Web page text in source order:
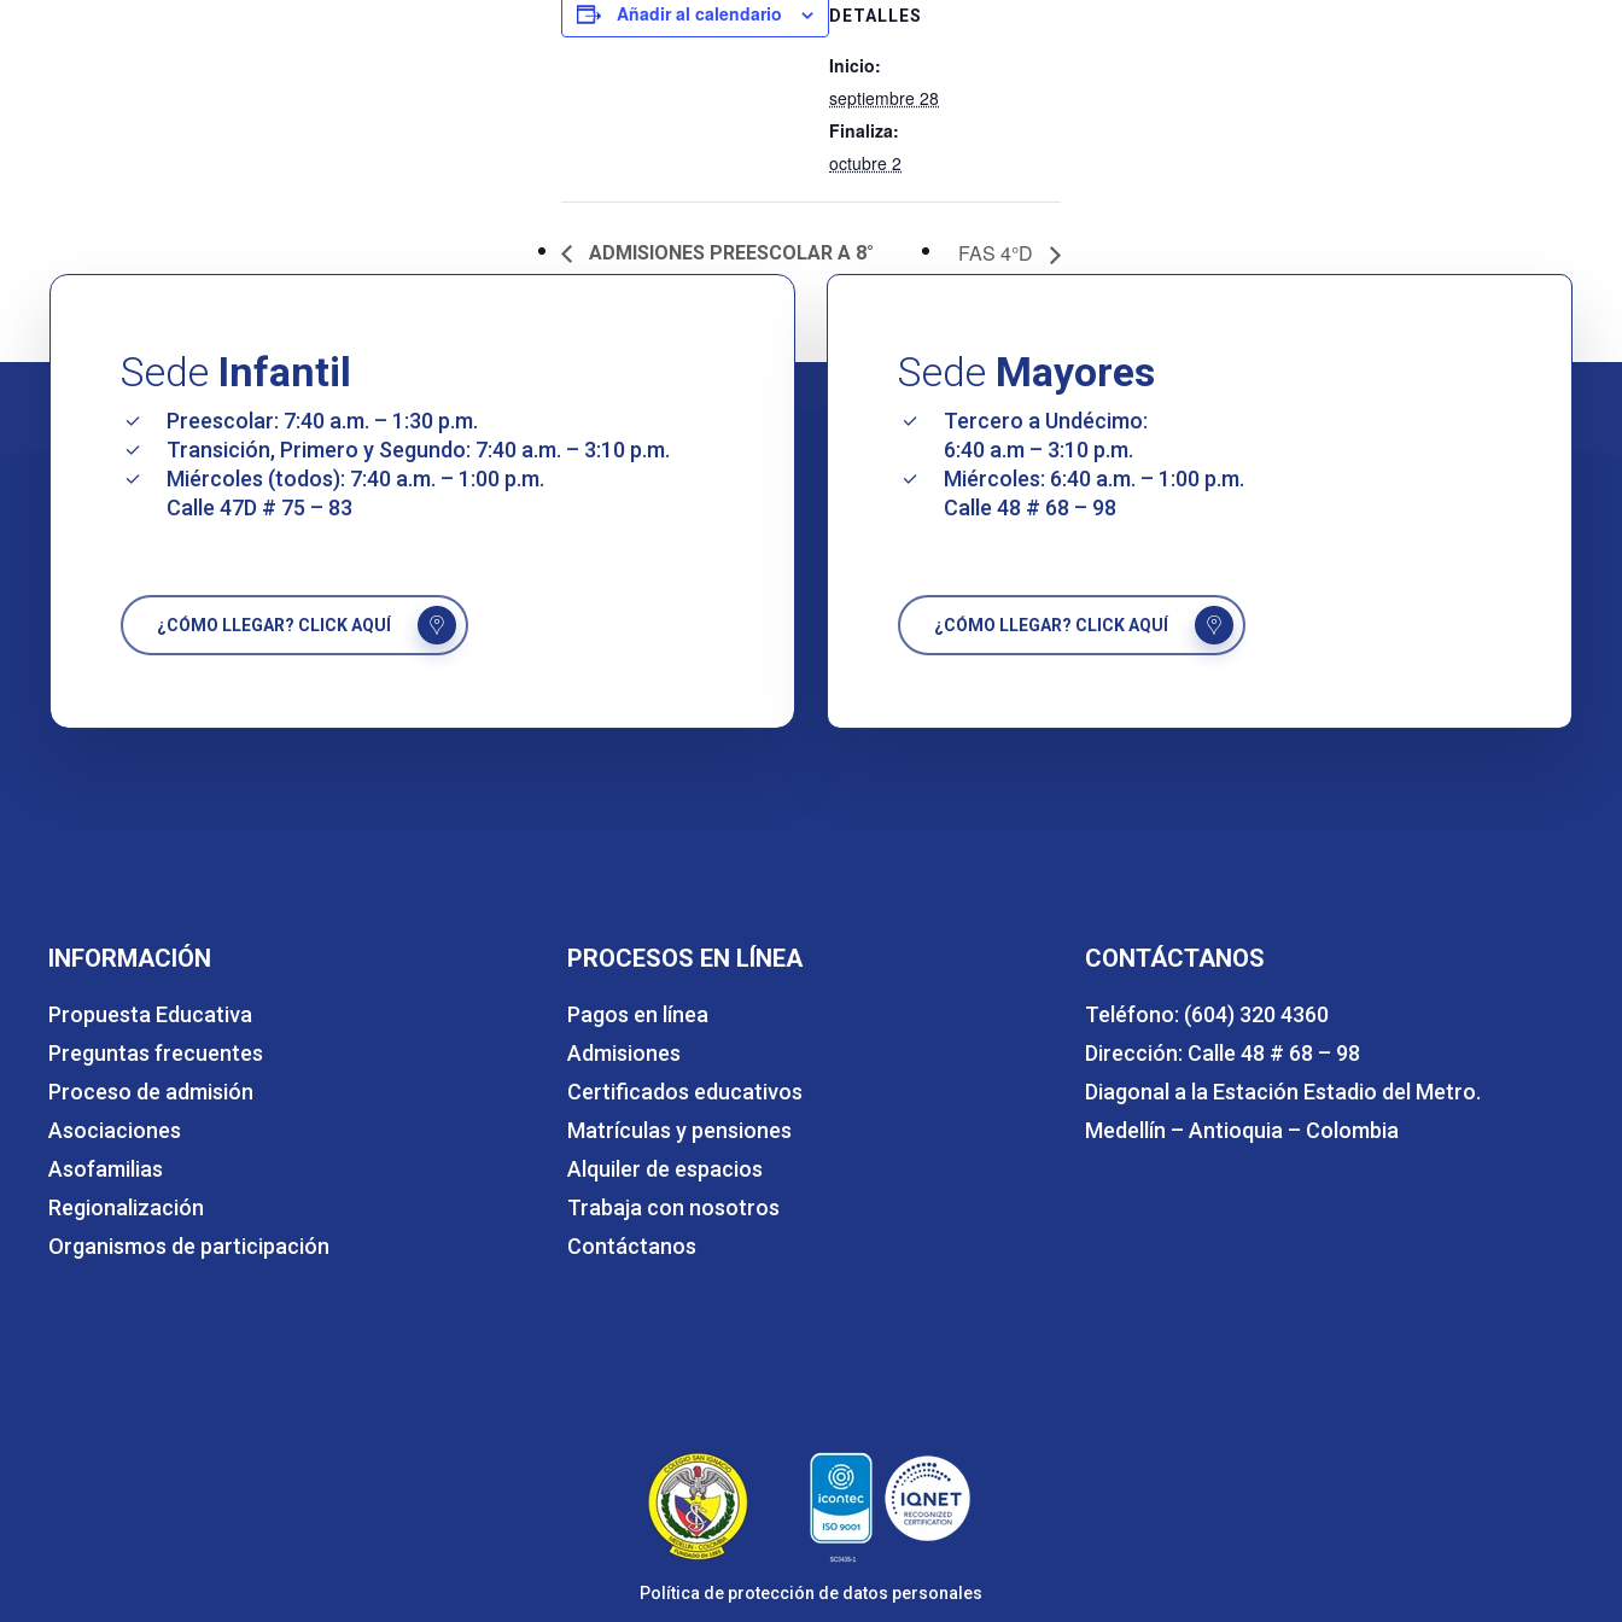
Añadir al calendario DETALLES
Inicio:
septiembre 28
Finaliza:
octubre 2
ADMISIONES PREESCOLAR A 8° FAS 4°D
Sede Infantil
Preescolar: 7:40 a.m. – 1:30 p.m.
Transición, Primero y Segundo: 7:40 a.m. – 3:10 p.m.
Miércoles (todos): 7:40 a.m. – 1:00 p.m.
Calle 47D # 75 – 83
¿CÓMO LLEGAR? CLICK AQUÍ
Sede Mayores
Tercero a Undécimo:
6:40 a.m – 3:10 p.m.
Miércoles: 6:40 a.m. – 1:00 p.m.
Calle 48 # 68 – 98
¿CÓMO LLEGAR? CLICK AQUÍ
INFORMACIÓN
Propuesta Educativa
Preguntas frecuentes
Proceso de admisión
Asociaciones
Asofamilias
Regionalización
Organismos de participación
PROCESOS EN LÍNEA
Pagos en línea
Admisiones
Certificados educativos
Matrículas y pensiones
Alquiler de espacios
Trabaja con nosotros
Contáctanos
CONTÁCTANOS
Teléfono: (604) 320 4360
Dirección: Calle 48 # 68 – 98
Diagonal a la Estación Estadio del Metro.
Medellín – Antioquia – Colombia
Política de protección de datos personales